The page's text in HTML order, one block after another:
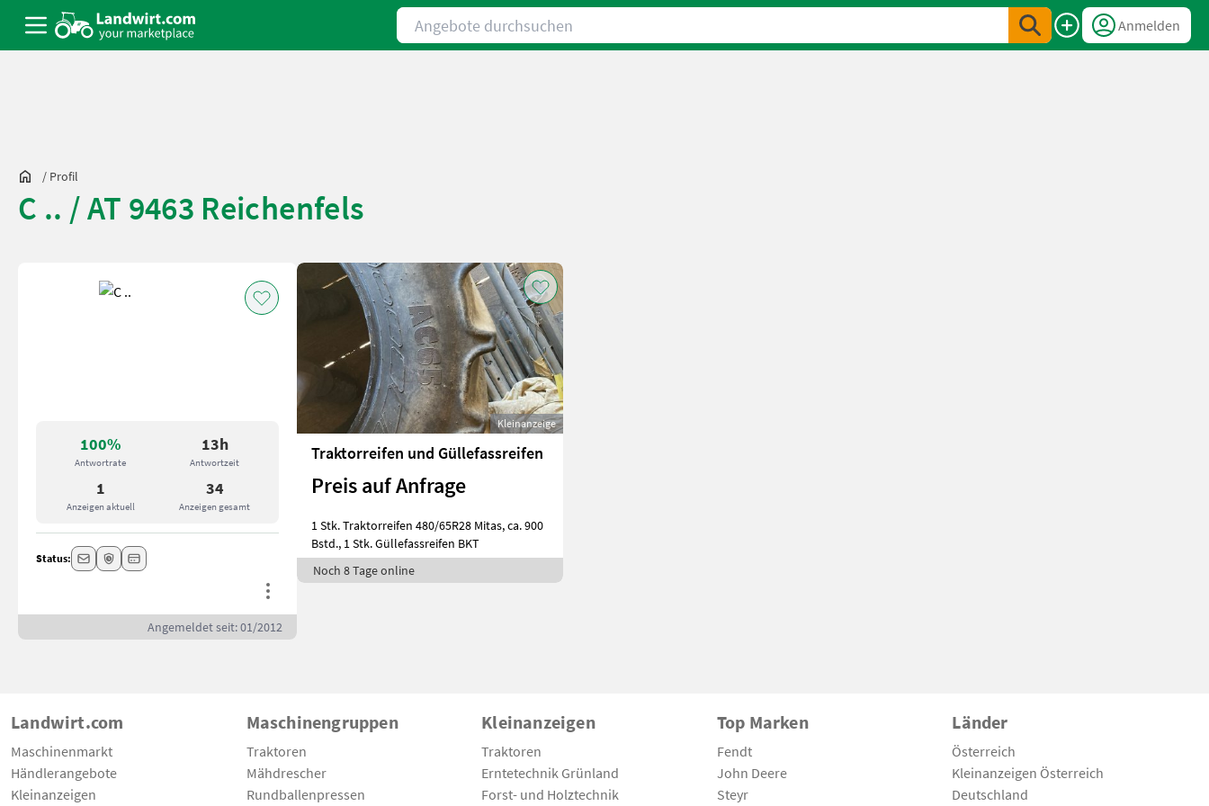
Angebote durchsuchen
Anmelden
/ Profil
C .. / AT 9463 Reichenfels
100%
Antwortrate
13h
Antwortzeit
1
Anzeigen aktuell
34
Anzeigen gesamt
Status:
Angemeldet seit: 01/2012
Kleinanzeige
Traktorreifen und Güllefassreifen
Preis auf Anfrage
1 Stk. Traktorreifen 480/65R28 Mitas, ca. 900
Bstd., 1 Stk. Güllefassreifen BKT
Noch 8 Tage online
Landwirt.com
Maschinenmarkt
Händlerangebote
Kleinanzeigen
Maschinengruppen
Traktoren
Mähdrescher
Rundballenpressen
Kleinanzeigen
Traktoren
Erntetechnik Grünland
Forst- und Holztechnik
Top Marken
Fendt
John Deere
Steyr
Länder
Österreich
Kleinanzeigen Österreich
Deutschland